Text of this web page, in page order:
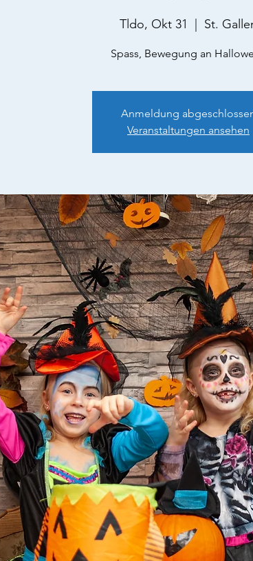
Tldo, Okt 31 St.
Spass, Bewegung an
Anmeldung
Veranstaltungen ansehen